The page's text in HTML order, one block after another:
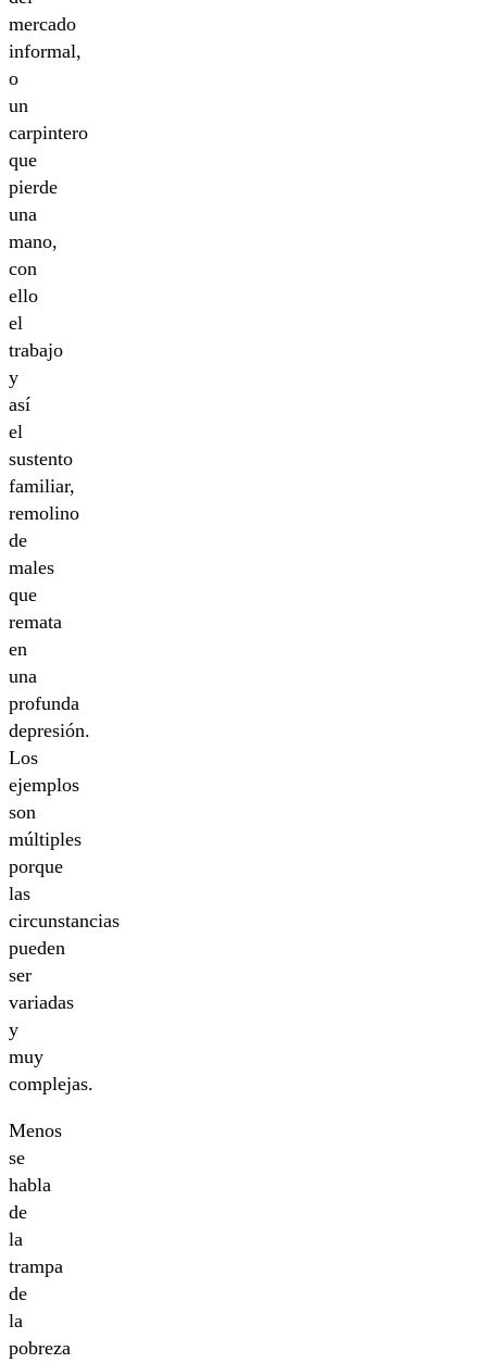
mercado
informal,
o
un
carpintero
que
pierde
una
mano,
con
ello
el
trabajo
y
así
el
sustento
familiar,
remolino
de
males
que
remata
en
una
profunda
depresión.
Los
ejemplos
son
múltiples
porque
las
circunstancias
pueden
ser
variadas
y
muy
complejas.
Menos
se
habla
de
la
trampa
de
la
pobreza